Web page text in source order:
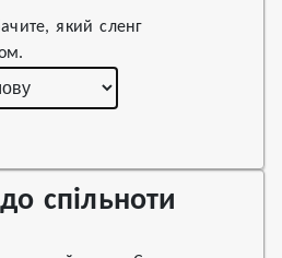
який сленг
спільноти